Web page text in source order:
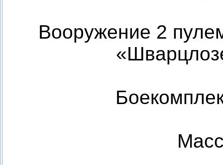
Вооружение 2